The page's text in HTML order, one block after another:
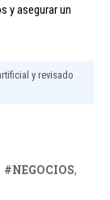
y asegurar un
y revisado
NEGOCIOS